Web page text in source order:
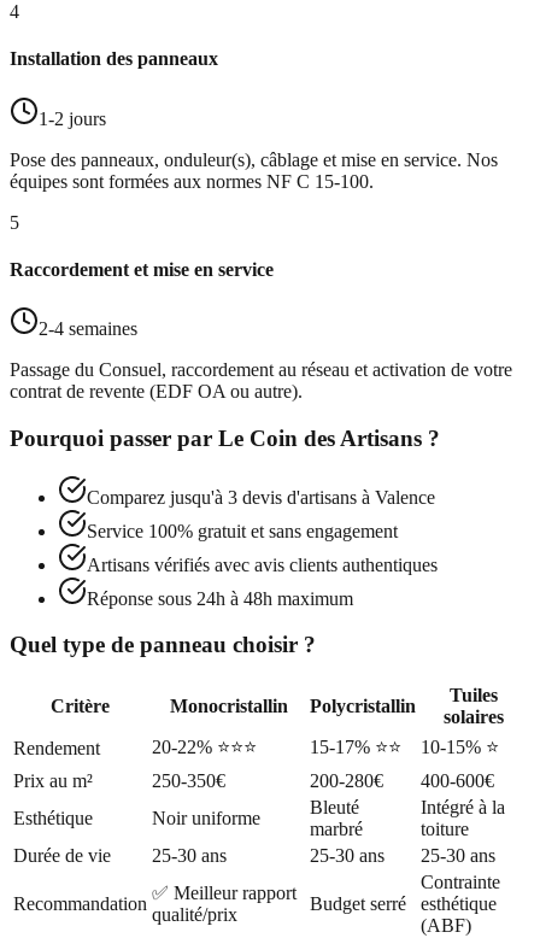
4
Installation des panneaux
1-2 jours
Pose des panneaux, onduleur(s), câblage et mise en service. Nos
équipes sont formées aux normes NF C 15-100.
5
Raccordement et mise en service
2-4 semaines
Passage du Consuel, raccordement au réseau et activation de votre
contrat de revente (EDF OA ou autre).
Pourquoi passer par Le Coin des Artisans ?
Comparez jusqu'à 3 devis d'artisans à Valence
Service 100% gratuit et sans engagement
Artisans vérifiés avec avis clients authentiques
Réponse sous 24h à 48h maximum
Quel type de panneau choisir ?
Critère Monocristallin Polycristallin
Tuiles
solaires
Rendement
20-22% ⭐⭐⭐ 15-17% ⭐⭐
10-15% ⭐
Prix au m²
250-350€ 200-280€
400-600€
Esthétique
Noir uniforme
Bleuté
marbré
Intégré à la
toiture
Durée de vie
25-30 ans 25-30 ans 25-30 ans
Recommandation
✅ Meilleur rapport
qualité/prix
Budget serré
Contrainte
esthétique
(ABF)